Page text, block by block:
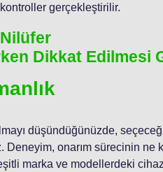
gerçekleştirilir.
Dikkat Edilmesi
düşündüğünüzde,
Deneyim, onarım sürecinin ne
marka ve modellerdeki